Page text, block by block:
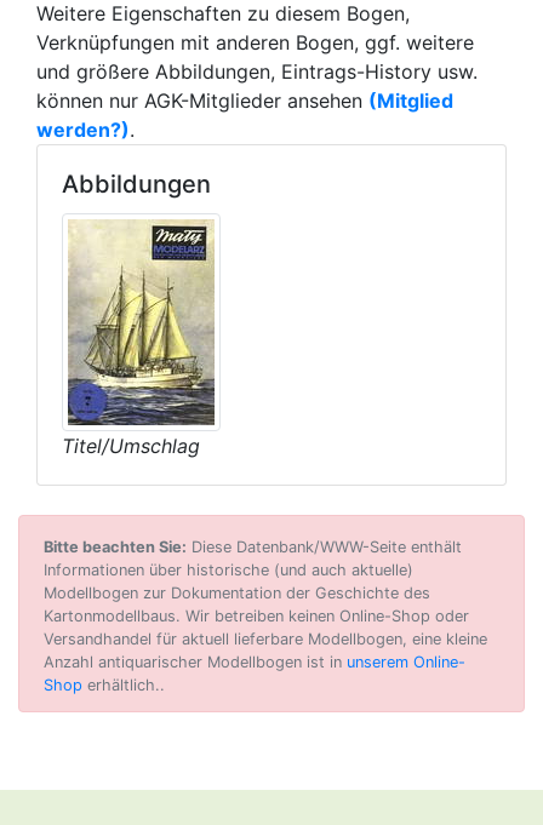
Weitere Eigenschaften zu diesem Bogen,
Verknüpfungen mit anderen Bogen, ggf. weitere
und größere Abbildungen, Eintrags-History usw.
können nur AGK-Mitglieder ansehen (Mitglied
werden?).
Abbildungen
Titel/Umschlag
Bitte beachten Sie: Diese Datenbank/WWW-Seite enthält
Informationen über historische (und auch aktuelle)
Modellbogen zur Dokumentation der Geschichte des
Kartonmodellbaus. Wir betreiben keinen Online-Shop oder
Versandhandel für aktuell lieferbare Modellbogen, eine kleine
Anzahl antiquarischer Modellbogen ist in unserem Online-
Shop erhältlich..